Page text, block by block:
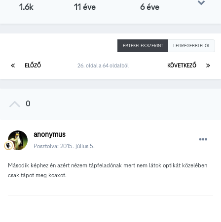
1.6k 11 éve 6 éve
ÉRTÉKELÉS SZERINT LEGRÉGEBBI ELÖL
ELŐZŐ KÖVETKEZŐ
26. oldal a 64 oldalból
0
anonymus
Posztolva: 2015. július 5.
Második képhez én azért nézem tápfeladónak mert nem látok optikát közelében
csak tápot meg koaxot.